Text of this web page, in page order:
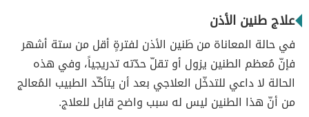
علاج طنين الأذن
في حالة المعاناة من طَنين الأذن لفترةٍ أقل من ستة أشهر
فإنّ مُعظم الطنين يزول أو تقلّ حدّته تدريجياً، وفي هذه
الحالة لا داعي للتدخّل العلاجي بعد أن يتأكّد الطبيب المُعالج
من أنّ هذا الطنين ليس له سبب واضح قابل للعلاج.